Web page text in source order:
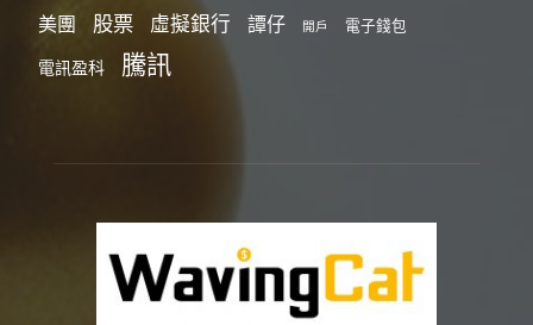
美團 股票 虛擬銀行 譚仔 開戶 電子錢包
電訊盈科 騰訊